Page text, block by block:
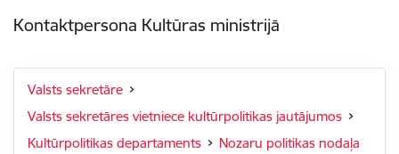
Kontaktpersona Kultūras ministrijā
Valsts sekretāre
Valsts sekretāres vietniece kultūrpolitikas jautājumos
Kultūrpolitikas departaments
Nozaru politikas nodaļa